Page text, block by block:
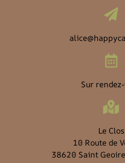
Sur
Le Clos
10 Route de
38620 Saint